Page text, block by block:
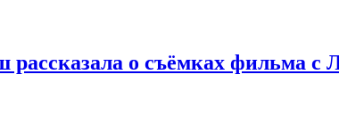
о съёмках фильма с